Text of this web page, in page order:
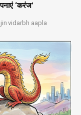
‘करंज’
vidarbh aapla